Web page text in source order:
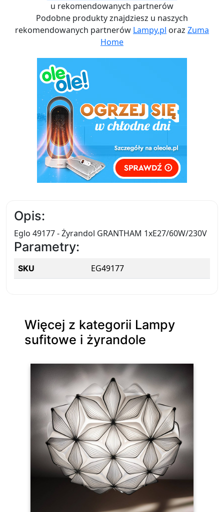
u rekomendowanych partnerów
Podobne produkty znajdziesz u naszych
rekomendowanych partnerów Lampy.pl oraz Zuma
Home
Opis:
Eglo 49177 - Żyrandol GRANTHAM 1xE27/60W/230V
Parametry:
SKU EG49177
Więcej z kategorii Lampy
sufitowe i żyrandole